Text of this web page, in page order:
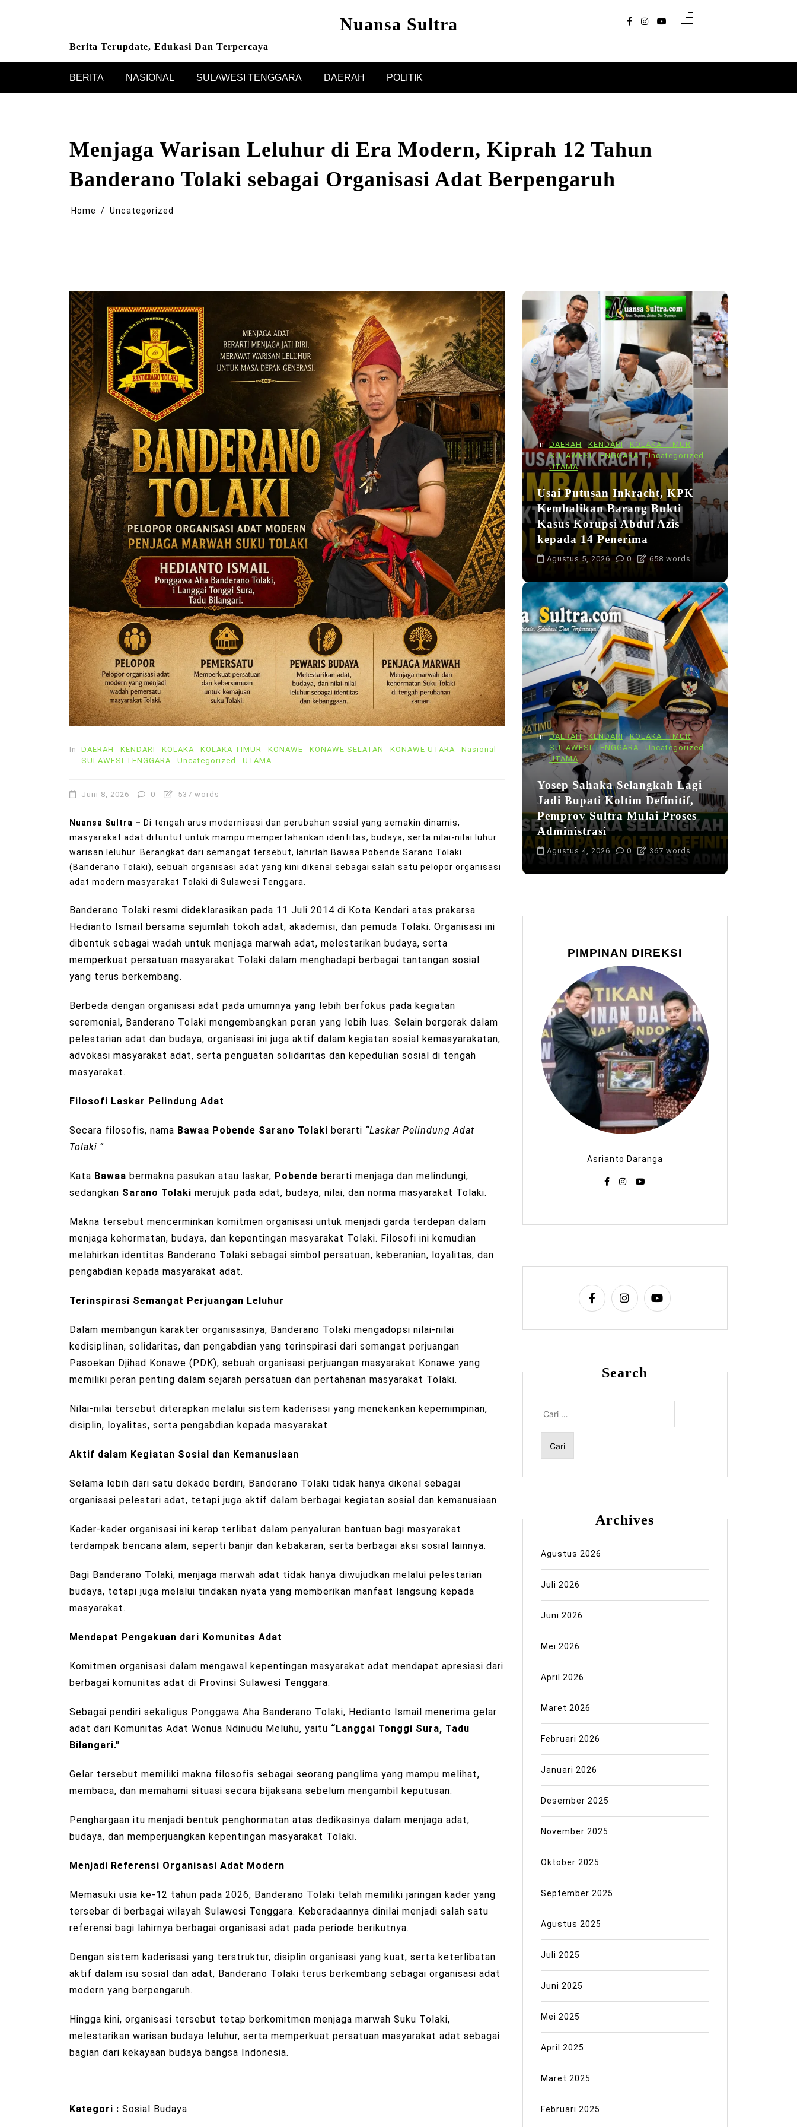
Nuansa Sultra
Berita Terupdate, Edukasi Dan Terpercaya
BERITA NASIONAL SULAWESI TENGGARA DAERAH POLITIK
Menjaga Warisan Leluhur di Era Modern, Kiprah 12 Tahun
Banderano Tolaki sebagai Organisasi Adat Berpengaruh
Home Uncategorized
In DAERAH KENDARI KOLAKA KOLAKA TIMUR KONAWE KONAWE SELATAN KONAWE UTARA
Nasional
SULAWESI TENGGARA
Uncategorized UTAMA
Juni 8, 2026 0 537 words
Nuansa Sultra – Di tengah arus modernisasi dan perubahan sosial yang semakin dinamis,
masyarakat adat dituntut untuk mampu mempertahankan identitas, budaya, serta nilai-nilai luhur
warisan leluhur. Berangkat dari semangat tersebut, lahirlah Bawaa Pobende Sarano Tolaki
(Banderano Tolaki), sebuah organisasi adat yang kini dikenal sebagai salah satu pelopor organisasi
adat modern masyarakat Tolaki di Sulawesi Tenggara.
Banderano Tolaki resmi dideklarasikan pada 11 Juli 2014 di Kota Kendari atas prakarsa
Hedianto Ismail bersama sejumlah tokoh adat, akademisi, dan pemuda Tolaki. Organisasi ini
dibentuk sebagai wadah untuk menjaga marwah adat, melestarikan budaya, serta
memperkuat persatuan masyarakat Tolaki dalam menghadapi berbagai tantangan sosial
yang terus berkembang.
Berbeda dengan organisasi adat pada umumnya yang lebih berfokus pada kegiatan
seremonial, Banderano Tolaki mengembangkan peran yang lebih luas. Selain bergerak dalam
pelestarian adat dan budaya, organisasi ini juga aktif dalam kegiatan sosial kemasyarakatan,
advokasi masyarakat adat, serta penguatan solidaritas dan kepedulian sosial di tengah
masyarakat.
Filosofi Laskar Pelindung Adat
Secara filosofis, nama Bawaa Pobende Sarano Tolaki berarti “Laskar Pelindung Adat
Tolaki.”
Kata Bawaa bermakna pasukan atau laskar, Pobende berarti menjaga dan melindungi,
sedangkan Sarano Tolaki merujuk pada adat, budaya, nilai, dan norma masyarakat Tolaki.
Makna tersebut mencerminkan komitmen organisasi untuk menjadi garda terdepan dalam
menjaga kehormatan, budaya, dan kepentingan masyarakat Tolaki. Filosofi ini kemudian
melahirkan identitas Banderano Tolaki sebagai simbol persatuan, keberanian, loyalitas, dan
pengabdian kepada masyarakat adat.
Terinspirasi Semangat Perjuangan Leluhur
Dalam membangun karakter organisasinya, Banderano Tolaki mengadopsi nilai-nilai
kedisiplinan, solidaritas, dan pengabdian yang terinspirasi dari semangat perjuangan
Pasoekan Djihad Konawe (PDK), sebuah organisasi perjuangan masyarakat Konawe yang
memiliki peran penting dalam sejarah persatuan dan pertahanan masyarakat Tolaki.
Nilai-nilai tersebut diterapkan melalui sistem kaderisasi yang menekankan kepemimpinan,
disiplin, loyalitas, serta pengabdian kepada masyarakat.
Aktif dalam Kegiatan Sosial dan Kemanusiaan
Selama lebih dari satu dekade berdiri, Banderano Tolaki tidak hanya dikenal sebagai
organisasi pelestari adat, tetapi juga aktif dalam berbagai kegiatan sosial dan kemanusiaan.
Kader-kader organisasi ini kerap terlibat dalam penyaluran bantuan bagi masyarakat
terdampak bencana alam, seperti banjir dan kebakaran, serta berbagai aksi sosial lainnya.
Bagi Banderano Tolaki, menjaga marwah adat tidak hanya diwujudkan melalui pelestarian
budaya, tetapi juga melalui tindakan nyata yang memberikan manfaat langsung kepada
masyarakat.
Mendapat Pengakuan dari Komunitas Adat
Komitmen organisasi dalam mengawal kepentingan masyarakat adat mendapat apresiasi dari
berbagai komunitas adat di Provinsi Sulawesi Tenggara.
Sebagai pendiri sekaligus Ponggawa Aha Banderano Tolaki, Hedianto Ismail menerima gelar
adat dari Komunitas Adat Wonua Ndinudu Meluhu, yaitu “Langgai Tonggi Sura, Tadu
Bilangari.”
Gelar tersebut memiliki makna filosofis sebagai seorang panglima yang mampu melihat,
membaca, dan memahami situasi secara bijaksana sebelum mengambil keputusan.
Penghargaan itu menjadi bentuk penghormatan atas dedikasinya dalam menjaga adat,
budaya, dan memperjuangkan kepentingan masyarakat Tolaki.
Menjadi Referensi Organisasi Adat Modern
Memasuki usia ke-12 tahun pada 2026, Banderano Tolaki telah memiliki jaringan kader yang
tersebar di berbagai wilayah Sulawesi Tenggara. Keberadaannya dinilai menjadi salah satu
referensi bagi lahirnya berbagai organisasi adat pada periode berikutnya.
Dengan sistem kaderisasi yang terstruktur, disiplin organisasi yang kuat, serta keterlibatan
aktif dalam isu sosial dan adat, Banderano Tolaki terus berkembang sebagai organisasi adat
modern yang berpengaruh.
Hingga kini, organisasi tersebut tetap berkomitmen menjaga marwah Suku Tolaki,
melestarikan warisan budaya leluhur, serta memperkuat persatuan masyarakat adat sebagai
bagian dari kekayaan budaya bangsa Indonesia.
Kategori : Sosial Budaya
In DAERAH KENDARI
KOLAKA TIMUR
SULAWESI TENGGARA
Uncategorized
UTAMA
Usai Putusan Inkracht, KPK
Kembalikan Barang Bukti
Kasus Korupsi Abdul Azis
kepada 14 Penerima
Agustus 5, 2026 0 658 words
In DAERAH KENDARI
KOLAKA TIMUR
SULAWESI TENGGARA
Uncategorized
UTAMA
Yosep Sahaka Selangkah Lagi
Jadi Bupati Koltim Definitif,
Pemprov Sultra Mulai Proses
Administrasi
Agustus 4, 2026 0 367 words
PIMPINAN DIREKSI
Asrianto Daranga
Search
untuk:
Archives
Agustus 2026
Juli 2026
Juni 2026
Mei 2026
April 2026
Maret 2026
Februari 2026
Januari 2026
Desember 2025
November 2025
Oktober 2025
September 2025
Agustus 2025
Juli 2025
Juni 2025
Mei 2025
April 2025
Maret 2025
Februari 2025